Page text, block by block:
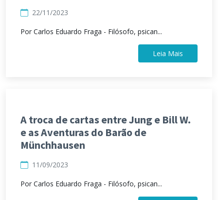
22/11/2023
Por Carlos Eduardo Fraga - Filósofo, psican...
Leia Mais
A troca de cartas entre Jung e Bill W.
e as Aventuras do Barão de
Münchhausen
11/09/2023
Por Carlos Eduardo Fraga - Filósofo, psican...